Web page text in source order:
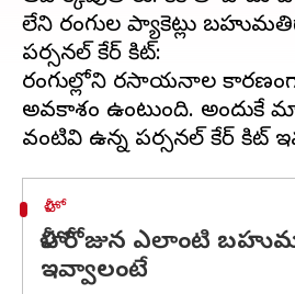
లేని రంగుల ప్యాకెట్లు
పర్సనల్ కేర్ కిట్:
రంగుల్లోని రసాయనాల
అవకాశం ఉంటుంది. అందుకే
హోళీ
హోళీ రోజున ఎలాంటి
ఇవ్వాలంటే